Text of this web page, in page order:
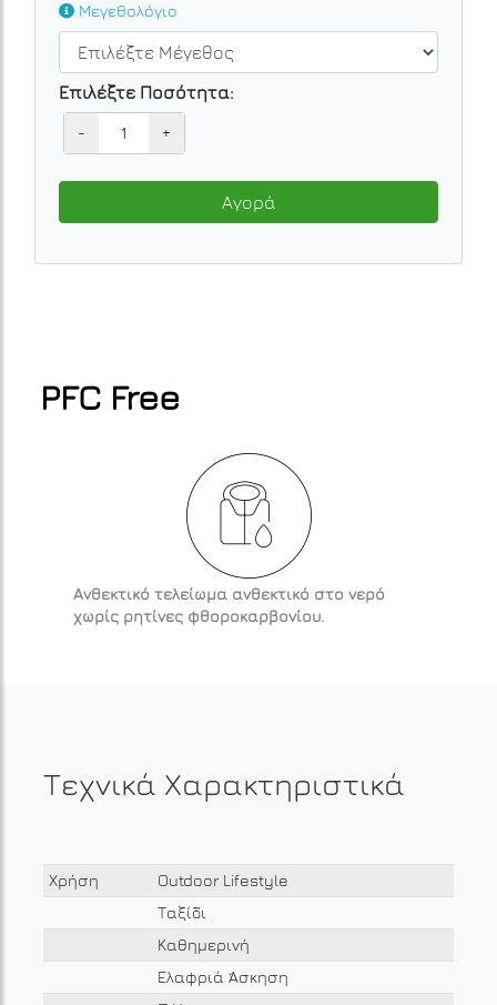
Μεγεθολόγιο
Επιλέξτε Ποσότητα:
- +
Αγορά
PFC Free
Ανθεκτικό τελείωμα ανθεκτικό στο νερό
χωρίς ρητίνες φθοροκαρβονίου.
Τεχνικά Χαρακτηριστικά
Χρήση
Outdoor Lifestyle
Ταξίδι
Καθημερινή
Ελαφριά Άσκηση